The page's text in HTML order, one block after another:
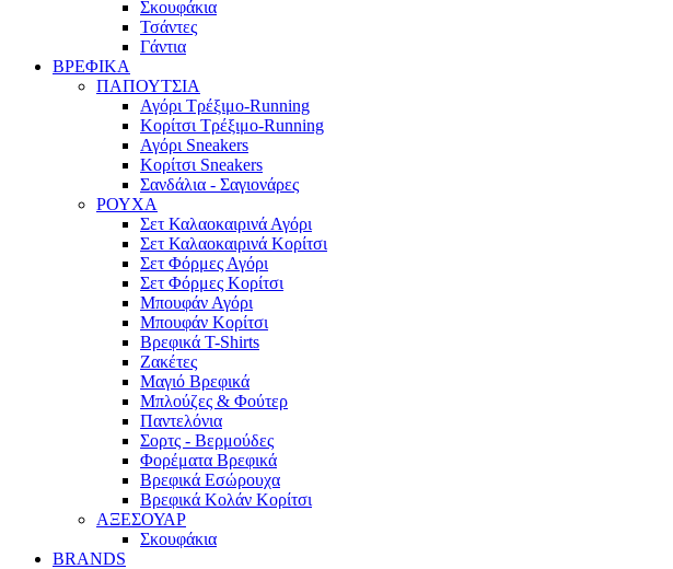
Σκουφάκια
Τσάντες
Γάντια
ΒΡΕΦΙΚΑ
ΠΑΠΟΥΤΣΙΑ
Αγόρι Τρέξιμο-Running
Κορίτσι Τρέξιμο-Running
Αγόρι Sneakers
Κορίτσι Sneakers
Σανδάλια - Σαγιονάρες
ΡΟΥΧΑ
Σετ Καλαοκαιρινά Αγόρι
Σετ Καλαοκαιρινά Κορίτσι
Σετ Φόρμες Αγόρι
Σετ Φόρμες Κορίτσι
Mπουφάν Αγόρι
Mπουφάν Κορίτσι
Βρεφικά T-Shirts
Ζακέτες
Μαγιό Βρεφικά
Mπλούζες & Φούτερ
Παντελόνια
Σορτς - Βερμούδες
Φορέματα Βρεφικά
Βρεφικά Εσώρουχα
Βρεφικά Κολάν Κορίτσι
ΑΞΕΣΟΥΑΡ
Σκουφάκια
BRANDS